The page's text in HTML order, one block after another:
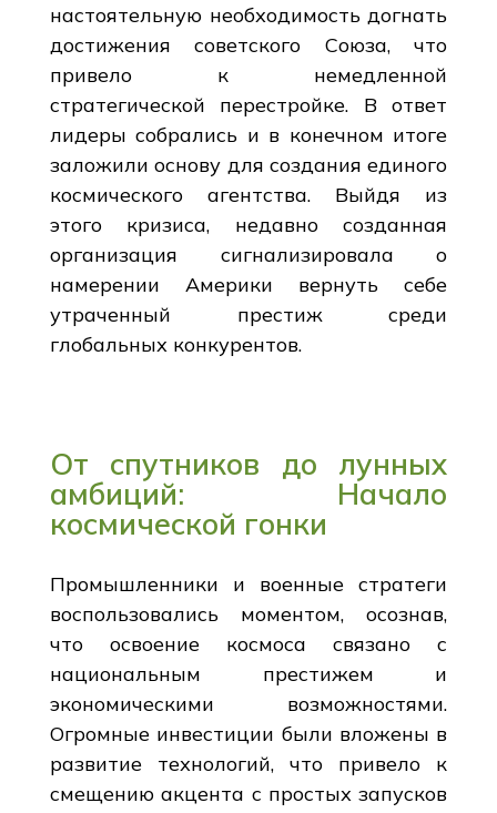
настоятельную необходимость догнать
достижения советского Союза, что
привело к немедленной
стратегической перестройке. В ответ
лидеры собрались и в конечном итоге
заложили основу для создания единого
космического агентства. Выйдя из
этого кризиса, недавно созданная
организация сигнализировала о
намерении Америки вернуть себе
утраченный престиж среди
глобальных конкурентов.
От спутников до лунных
амбиций: Начало
космической гонки
Промышленники и военные стратеги
воспользовались моментом, осознав,
что освоение космоса связано с
национальным престижем и
экономическими возможностями.
Огромные инвестиции были вложены в
развитие технологий, что привело к
смещению акцента с простых запусков